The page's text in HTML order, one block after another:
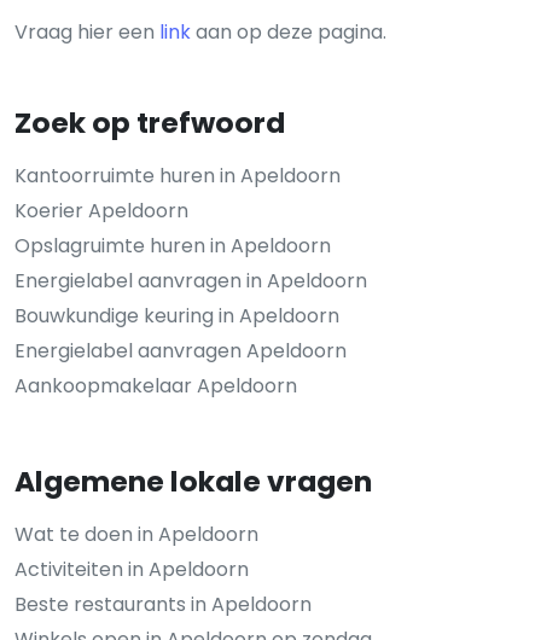
Vraag hier een linkaan op deze pagina.
Zoek op trefwoord
Kantoorruimte huren in Apeldoorn
Koerier Apeldoorn
Opslagruimte huren in Apeldoorn
Energielabel aanvragen in Apeldoorn
Bouwkundige keuring in Apeldoorn
Energielabel aanvragen Apeldoorn
Aankoopmakelaar Apeldoorn
Algemene lokale vragen
Wat te doen in Apeldoorn
Activiteiten in Apeldoorn
Beste restaurants in Apeldoorn